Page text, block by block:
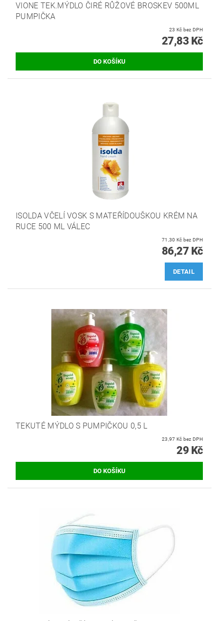
VIONE TEK.MÝDLO ČIRÉ RŮŽOVÉ BROSKEV 500ML
PUMPIČKA
23 Kč bez DPH
27,83 Kč
ISOLDA VČELÍ VOSK S MATEŘÍDOUŠKOU KRÉM NA
RUCE 500 ML VÁLEC
71,30 Kč bez DPH
86,27 Kč
DETAIL
TEKUTÉ MÝDLO S PUMPIČKOU 0,5 L
23,97 Kč bez DPH
29 Kč